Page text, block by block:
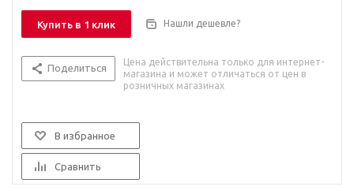
Купить в 1 клик Нашли дешевле?
Поделиться
Цена действительна только для интернет-
магазина и может отличаться от цен в
розничных магазинах
В избранное
Сравнить